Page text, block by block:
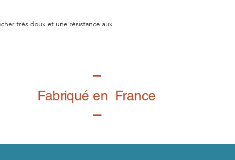
très doux et une résistance aux
Fabriqué en France